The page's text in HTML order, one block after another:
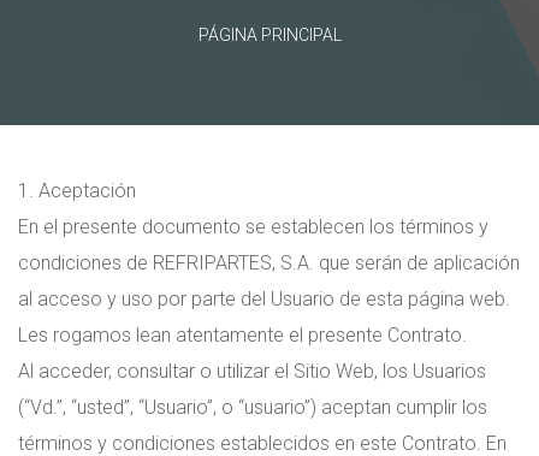
PÁGINA PRINCIPAL
1. Aceptación
En el presente documento se establecen los términos y
condiciones de REFRIPARTES, S.A. que serán de aplicación
al acceso y uso por parte del Usuario de esta página web.
Les rogamos lean atentamente el presente Contrato.
Al acceder, consultar o utilizar el Sitio Web, los Usuarios
(“Vd.”, “usted”, “Usuario”, o “usuario”) aceptan cumplir los
términos y condiciones establecidos en este Contrato. En